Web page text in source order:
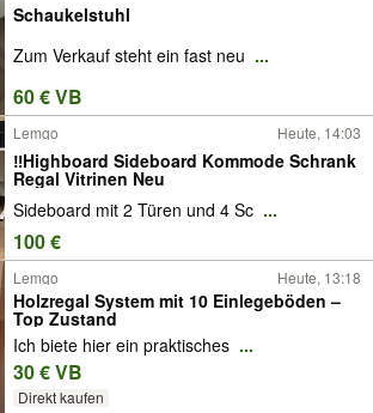
Schaukelstuhl
Zum Verkauf steht ein fast neu ...
60 € VB
Lemgo Heute, 14:03
‼️Highboard Sideboard Kommode Schrank
Regal Vitrinen Neu
Sideboard mit 2 Türen und 4 Sc ...
100 €
Lemgo Heute, 13:18
Holzregal System mit 10 Einlegeböden –
Top Zustand
Ich biete hier ein praktisches ...
30 € VB
Direkt kaufen